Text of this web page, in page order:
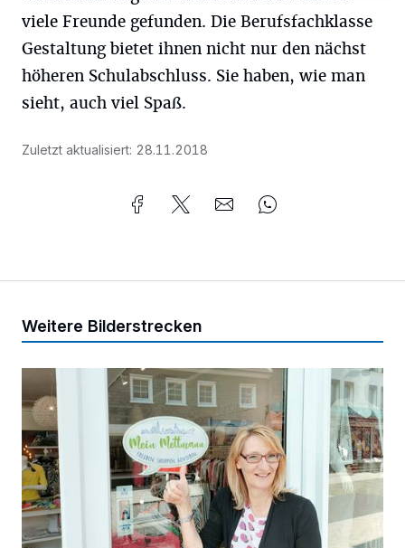
viele Freunde gefunden. Die Berufsfachklasse
Gestaltung bietet ihnen nicht nur den nächst
höheren Schulabschluss. Sie haben, wie man
sieht, auch viel Spaß.
Zuletzt aktualisiert: 28.11.2018
Weitere Bilderstrecken
„Gemeinsam sind wir stark“